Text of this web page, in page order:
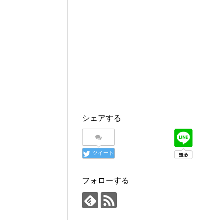
シェアする
ツイート
フォローする